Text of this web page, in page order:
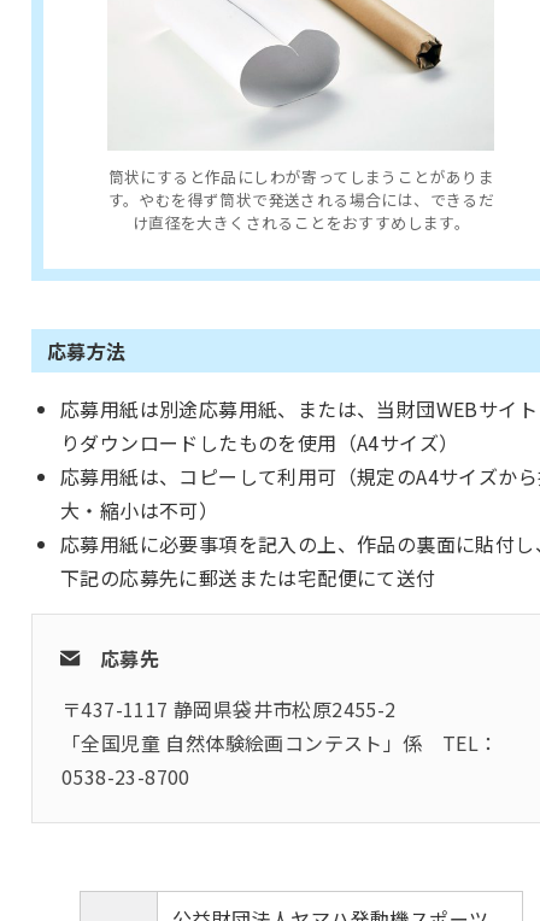
筒状にすると作品にしわが寄ってしまうことがありま
す。やむを得ず筒状で発送される場合には、できるだ
け直径を大きくされることをおすすめします。
応募方法
応募用紙は別途応募用紙、または、当財団WEBサイ
りダウンロードしたものを使用（A4サイズ）
応募用紙は、コピーして利用可（規定のA4サイズか
大・縮小は不可）
応募用紙に必要事項を記入の上、作品の裏面に貼付し
下記の応募先に郵送または宅配便にて送付
応募先
〒437-1117 静岡県袋井市松原2455-2
「全国児童 自然体験絵画コンテスト」係 TEL：
0538-23-8700